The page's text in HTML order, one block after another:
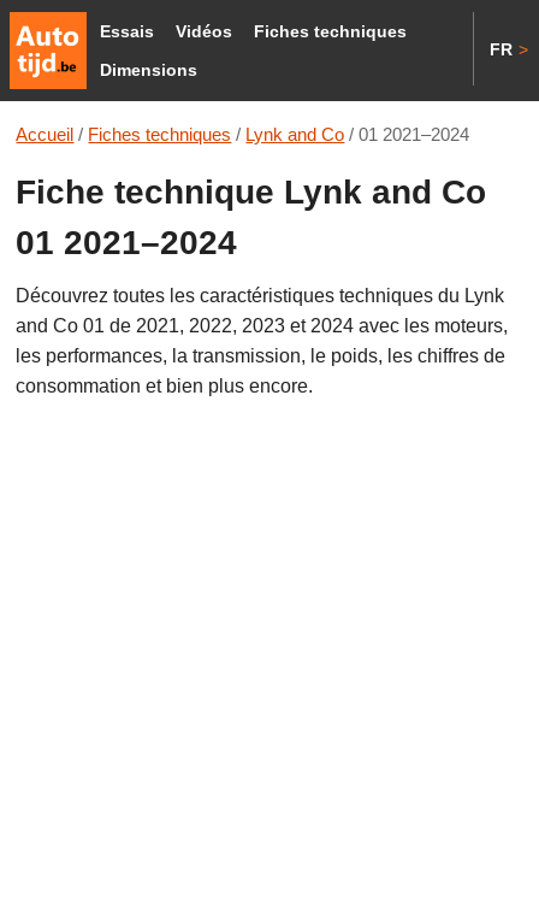
Essais Vidéos
Fiches techniques
Dimensions
FR >
Accueil / Fiches techniques / Lynk and Co / 01 2021–2024
Fiche technique Lynk and Co
01 2021–2024
Découvrez toutes les caractéristiques techniques du Lynk
and Co 01 de 2021, 2022, 2023 et 2024 avec les moteurs,
les performances, la transmission, le poids, les chiffres de
consommation et bien plus encore.